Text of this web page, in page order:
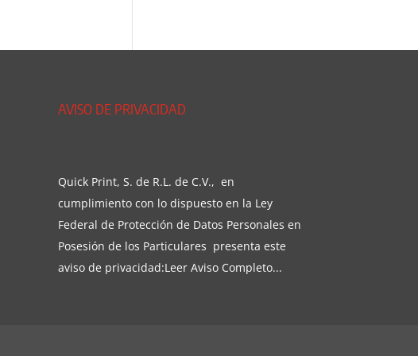
AVISO DE PRIVACIDAD
Quick Print, S. de R.L. de C.V., en
cumplimiento con lo dispuesto en la Ley
Federal de Protección de Datos Personales en
Posesión de los Particulares presenta este
aviso de privacidad:Leer Aviso Completo...